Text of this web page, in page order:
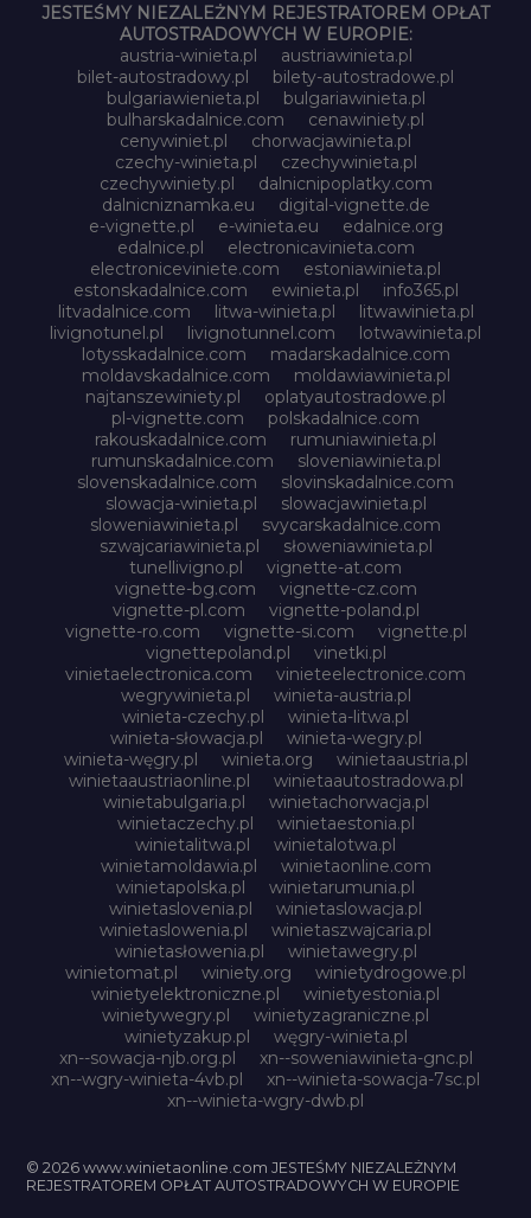
JESTEŚMY NIEZALEŻNYM REJESTRATOREM OPŁAT
AUTOSTRADOWYCH W EUROPIE:
austria-winieta.pl
austriawinieta.pl
bilet-autostradowy.pl
bilety-autostradowe.pl
bulgariawienieta.pl
bulgariawinieta.pl
bulharskadalnice.com
cenawiniety.pl
cenywiniet.pl
chorwacjawinieta.pl
czechy-winieta.pl
czechywinieta.pl
czechywiniety.pl
dalnicnipoplatky.com
dalnicniznamka.eu
digital-vignette.de
e-vignette.pl
e-winieta.eu
edalnice.org
edalnice.pl
electronicavinieta.com
electroniceviniete.com
estoniawinieta.pl
estonskadalnice.com
ewinieta.pl
info365.pl
litvadalnice.com
litwa-winieta.pl
litwawinieta.pl
livignotunel.pl
livignotunnel.com
lotwawinieta.pl
lotysskadalnice.com
madarskadalnice.com
moldavskadalnice.com
moldawiawinieta.pl
najtanszewiniety.pl
oplatyautostradowe.pl
pl-vignette.com
polskadalnice.com
rakouskadalnice.com
rumuniawinieta.pl
rumunskadalnice.com
sloveniawinieta.pl
slovenskadalnice.com
slovinskadalnice.com
slowacja-winieta.pl
slowacjawinieta.pl
sloweniawinieta.pl
svycarskadalnice.com
szwajcariawinieta.pl
słoweniawinieta.pl
tunellivigno.pl
vignette-at.com
vignette-bg.com
vignette-cz.com
vignette-pl.com
vignette-poland.pl
vignette-ro.com
vignette-si.com
vignette.pl
vignettepoland.pl
vinetki.pl
vinietaelectronica.com
vinieteelectronice.com
wegrywinieta.pl
winieta-austria.pl
winieta-czechy.pl
winieta-litwa.pl
winieta-słowacja.pl
winieta-wegry.pl
winieta-węgry.pl
winieta.org
winietaaustria.pl
winietaaustriaonline.pl
winietaautostradowa.pl
winietabulgaria.pl
winietachorwacja.pl
winietaczechy.pl
winietaestonia.pl
winietalitwa.pl
winietalotwa.pl
winietamoldawia.pl
winietaonline.com
winietapolska.pl
winietarumunia.pl
winietaslovenia.pl
winietaslowacja.pl
winietaslowenia.pl
winietaszwajcaria.pl
winietasłowenia.pl
winietawegry.pl
winietomat.pl
winiety.org
winietydrogowe.pl
winietyelektroniczne.pl
winietyestonia.pl
winietywegry.pl
winietyzagraniczne.pl
winietyzakup.pl
węgry-winieta.pl
xn--sowacja-njb.org.pl
xn--soweniawinieta-gnc.pl
xn--wgry-winieta-4vb.pl
xn--winieta-sowacja-7sc.pl
xn--winieta-wgry-dwb.pl
© 2026 www.winietaonline.com JESTEŚMY NIEZALEŻNYM
REJESTRATOREM OPŁAT AUTOSTRADOWYCH W EUROPIE